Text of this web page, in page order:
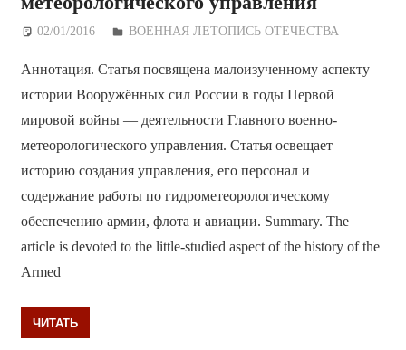
02/01/2016 Дежурный по Редакции
ВОЕННАЯ ЛЕТОПИСЬ ОТЕЧЕСТВА
Аннотация. Статья посвящена малоизученному аспекту
истории Вооружённых сил России в годы Первой
мировой войны — деятельности Главного военно-
метеорологического управления. Статья освещает
историю создания управления, его персонал и
содержание работы по гидрометеорологическому
обеспечению армии, флота и авиации. Summary. The
article is devoted to the little-studied aspect of the history of the
Armed
ЧИТАТЬ